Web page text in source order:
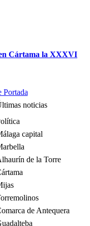
Cártama la XXXVI
Portada
noticias
capital
de la Torre
de Antequera